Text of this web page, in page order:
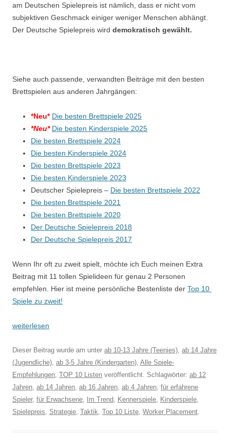
am Deutschen Spielepreis ist nämlich, dass er nicht vom
subjektiven Geschmack einiger weniger Menschen abhängt.
Der Deutsche Spielepreis wird demokratisch gewählt.
Siehe auch passende, verwandten Beiträge mit den besten
Brettspielen aus anderen Jahrgängen:
*Neu* Die besten Brettspiele 2025
*Neu* Die besten Kinderspiele 2025
Die besten Brettspiele 2024
Die besten Kinderspiele 2024
Die besten Brettspiele 2023
Die besten Kinderspiele 2023
Deutscher Spielepreis – Die besten Brettspiele 2022
Die besten Brettspiele 2021
Die besten Brettspiele 2020
Der Deutsche Spielepreis 2018
Der Deutsche Spielepreis 2017
Wenn Ihr oft zu zweit spielt, möchte ich Euch meinen Extra
Beitrag mit 11 tollen Spielideen für genau 2 Personen
empfehlen. Hier ist meine persönliche Bestenliste der Top 10
Spiele zu zweit!
weiterlesen
Dieser Beitrag wurde am unter ab 10-13 Jahre (Teenies), ab 14 Jahre
(Jugendliche), ab 3-5 Jahre (Kindergarten), Alle Spiele-
Empfehlungen, TOP 10 Listen veröffentlicht. Schlagwörter: ab 12
Jahren, ab 14 Jahren, ab 16 Jahren, ab 4 Jahren, für erfahrene
Spieler, für Erwachsene, Im Trend, Kennerspiele, Kinderspiele,
Spielepreis, Strategie, Taktik, Top 10 Liste, Worker Placement.